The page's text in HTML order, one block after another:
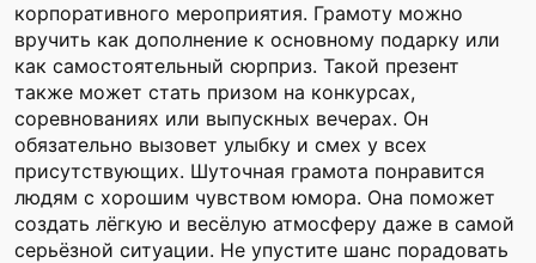
корпоративного мероприятия. Грамоту можно
вручить как дополнение к основному подарку или
как самостоятельный сюрприз. Такой презент
также может стать призом на конкурсах,
соревнованиях или выпускных вечерах. Он
обязательно вызовет улыбку и смех у всех
присутствующих. Шуточная грамота понравится
людям с хорошим чувством юмора. Она поможет
создать лёгкую и весёлую атмосферу даже в самой
серьёзной ситуации. Не упустите шанс порадовать